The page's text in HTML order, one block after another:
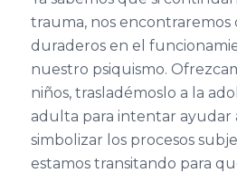
trauma, nos encontraremos
duraderos en el
nuestro psiquismo.
niños, trasladémoslo a la
adulta para intentar ayudar
simbolizar los procesos
estamos transitando para